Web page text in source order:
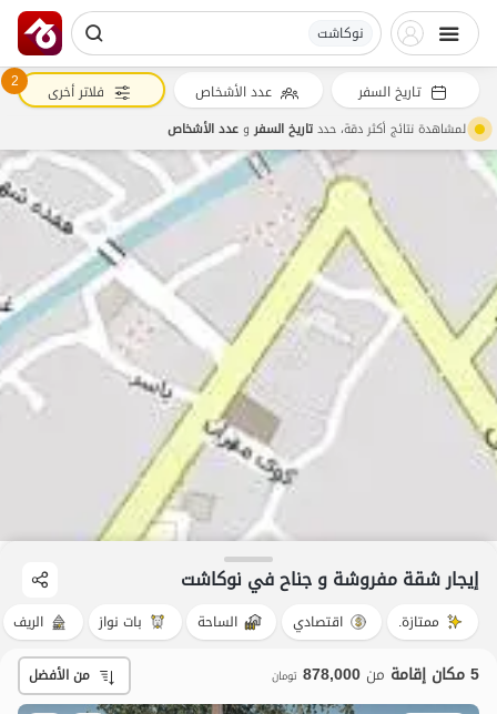
نوکاشت
إيجار شقة مفروشة و جناح في نوکاشت
ممتازة. اقتصادي الساحة بات نواز الريف
5 مكان إقامة من 878,000 تومان من الأفضل
تاريخ السفر عدد الأشخاص 2 فلاتر أخرى
لمشاهدة نتائج أكثر دقة، حددتاريخ السفروعدد الأشخاص